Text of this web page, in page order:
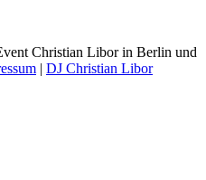
Christian Libor in Berlin und
| DJ Christian Libor